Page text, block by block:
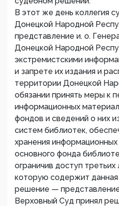
В этот же день коллегия
Донецкой Народной
представление и. о.
Донецкой Народной
экстремистскими
и запрете их издания и
территории Донецкой
обязании принять меры к
информационных
фондов и сведений о них
систем библиотек,
хранения
основного фонда
ограничив доступ
которую содержит
решение —
Верховный Суд принял